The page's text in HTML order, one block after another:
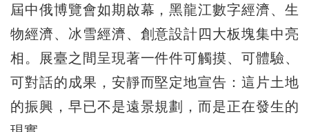
屆中俄博覽會如期啟幕，黑龍江數字經濟、生
物經濟、冰雪經濟、創意設計四大板塊集中亮
相。展臺之間呈現著一件件可觸摸、可體驗、
可對話的成果，安靜而堅定地宣告：這片土地
的振興，早已不是遠景規劃，而是正在發生的